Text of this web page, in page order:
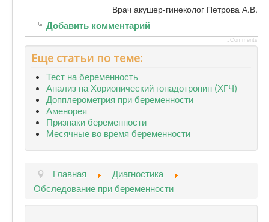
Врач акушер-гинеколог Петрова А.В.
Добавить комментарий
JComments
Еще статьи по теме:
Тест на беременность
Анализ на Хорионический гонадотропин (ХГЧ)
Допплерометрия при беременности
Аменорея
Признаки беременности
Месячные во время беременности
Главная
Диагностика
Обследование при беременности